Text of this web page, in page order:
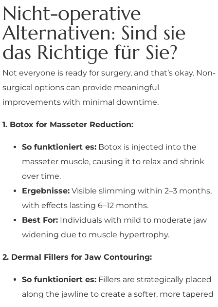
Nicht-operative
Alternativen: Sind sie
das Richtige für Sie?
Not everyone is ready for surgery, and that’s okay. Non-
surgical options can provide meaningful
improvements with minimal downtime.
1. Botox for Masseter Reduction:
So funktioniert es: Botox is injected into the
masseter muscle, causing it to relax and shrink
over time.
Ergebnisse: Visible slimming within 2–3 months,
with effects lasting 6–12 months.
Best For: Individuals with mild to moderate jaw
widening due to muscle hypertrophy.
2. Dermal Fillers for Jaw Contouring:
So funktioniert es: Fillers are strategically placed
along the jawline to create a softer, more tapered